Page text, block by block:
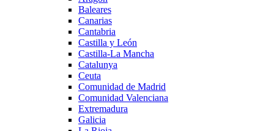
Baleares
Canarias
Cantabria
Castilla y León
Castilla-La Mancha
Catalunya
Ceuta
Comunidad de Madrid
Comunidad Valenciana
Extremadura
Galicia